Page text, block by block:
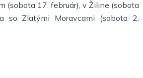
(sobota 17. február), v Žiline (sobota
so Zlatými Moravcami (sobota 2.